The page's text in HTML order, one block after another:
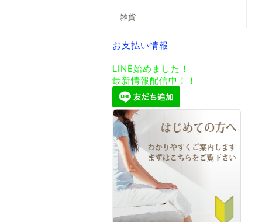
雑貨
お支払い情報
LINE始めました！
最新情報配信中！！